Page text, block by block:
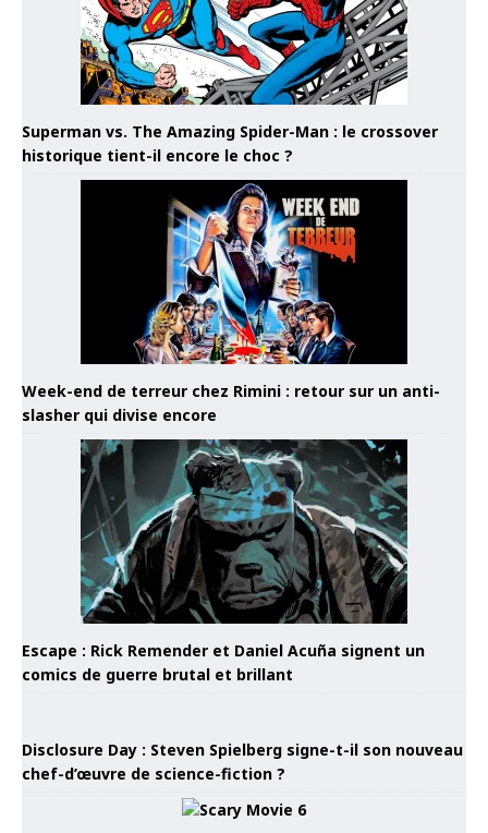
Superman vs. The Amazing Spider-Man : le crossover
historique tient-il encore le choc ?
Week-end de terreur chez Rimini : retour sur un anti-
slasher qui divise encore
Escape : Rick Remender et Daniel Acuña signent un
comics de guerre brutal et brillant
Disclosure Day : Steven Spielberg signe-t-il son nouveau
chef-d’œuvre de science-fiction ?